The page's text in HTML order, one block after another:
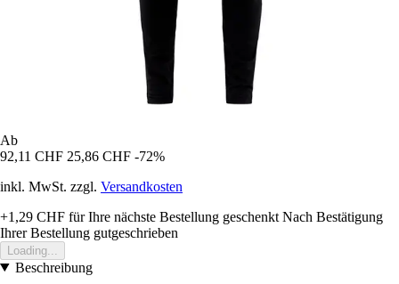
Ab
92,11 CHF 25,86 CHF -72%
inkl. MwSt. zzgl. Versandkosten
+1,29 CHF für Ihre nächste Bestellung geschenkt Nach Bestätigung
Ihrer Bestellung gutgeschrieben
Loading...
Beschreibung